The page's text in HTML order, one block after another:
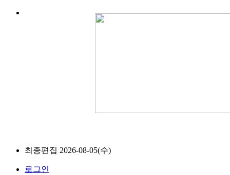
최종편집 2026-08-05(수)
로그인